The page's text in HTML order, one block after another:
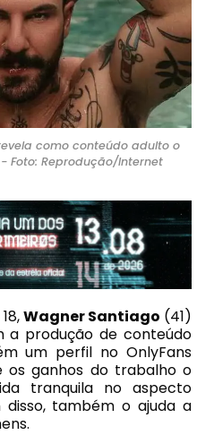
como conteúdo adulto o
Foto: Reprodução/Internet
18,Wagner Santiago (41)
a produção de conteúdo
um perfil no OnlyFans
os ganhos do trabalho o
tranquila no aspecto
também o ajuda a